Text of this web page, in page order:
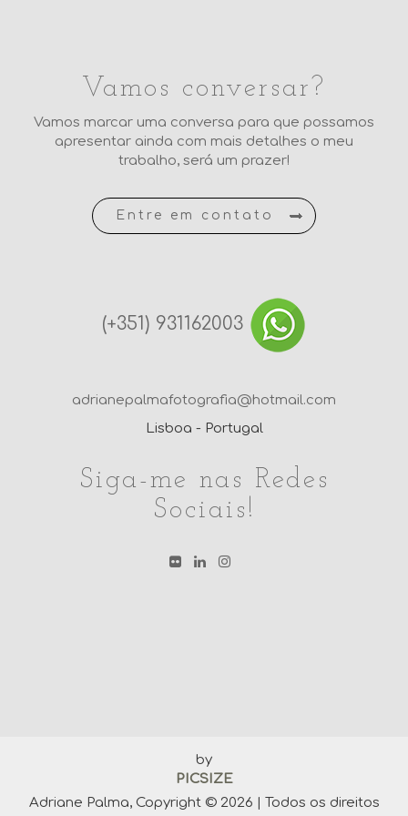
Vamos conversar?
Vamos marcar uma conversa para que possamos
apresentar ainda com mais detalhes o meu
trabalho, será um prazer!
Entre em contato
(+351) 931162003
adrianepalmafotografia@hotmail.com
Lisboa - Portugal
Siga-me nas Redes
Sociais!
by
PICSIZE
Adriane Palma, Copyright © 2026 | Todos os direitos